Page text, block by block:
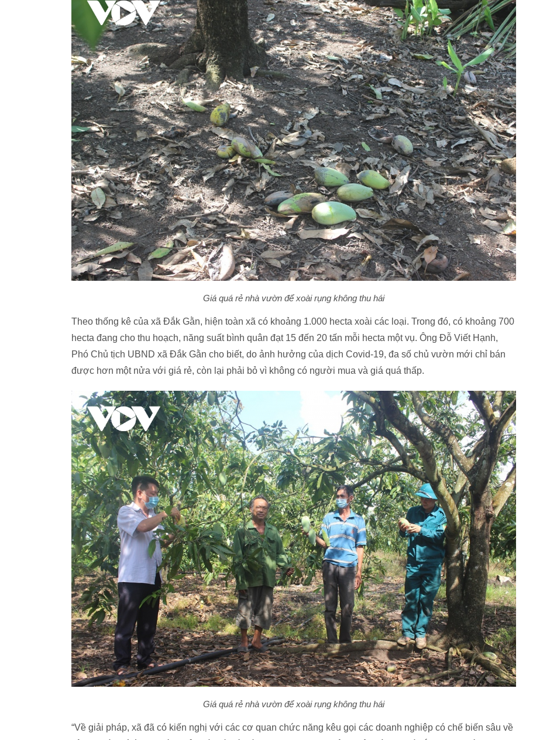
Giá quá rẻ nhà vườn để xoài rụng không thu hái
Theo thống kê của xã Đắk Gằn, hiện toàn xã có khoảng 1.000 hecta xoài các loại. Trong đó, có khoảng 700
hecta đang cho thu hoạch, năng suất bình quân đạt 15 đến 20 tấn mỗi hecta một vụ. Ông Đỗ Viết Hạnh,
Phó Chủ tịch UBND xã Đắk Gằn cho biết, do ảnh hưởng của dịch Covid-19, đa số chủ vườn mới chỉ bán
được hơn một nửa với giá rẻ, còn lại phải bỏ vì không có người mua và giá quá thấp.
Giá quá rẻ nhà vườn để xoài rụng không thu hái
“Về giải pháp, xã đã có kiến nghị với các cơ quan chức năng kêu gọi các doanh nghiệp có chế biến sâu về